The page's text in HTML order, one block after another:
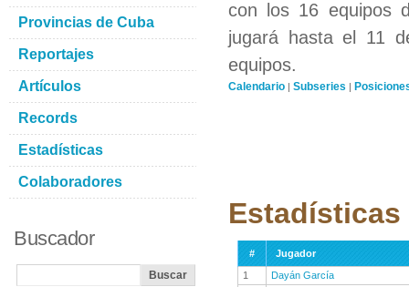
con los 16 equipos
jugará hasta el 11
equipos.
Calendario | Subseries |
Estadísticas
#
Jugador
1
Dayán García
Provincias de Cuba
Reportajes
Artículos
Records
Estadísticas
Colaboradores
Buscador